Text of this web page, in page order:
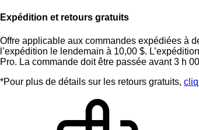
Expédition et retours gratuits
Offre applicable aux commandes expédiées à
l’expédition le lendemain à 10,00 $.
Pro. La commande doit être passée avant 3 h
*Pour plus de détails sur les retours gratuits,